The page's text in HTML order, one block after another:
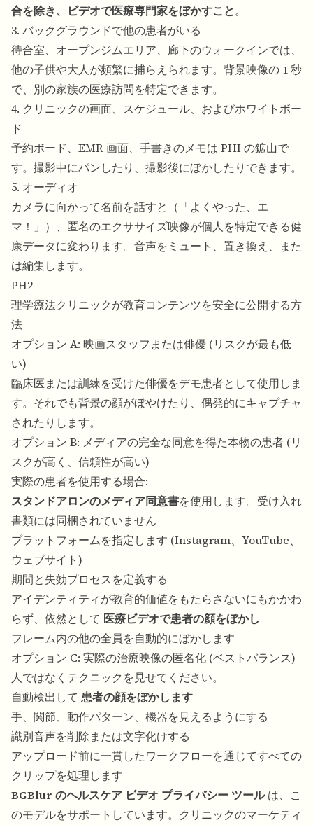
合を除き、ビデオで医療専門家をぼかすこと。
3. バックグラウンドで他の患者がいる
待合室、オープンジムエリア、廊下のウォークインでは、
他の子供や大人が頻繁に捕らえられます。背景映像の 1 秒
で、別の家族の医療訪問を特定できます。
4. クリニックの画面、スケジュール、およびホワイトボー
ド
予約ボード、EMR 画面、手書きのメモは PHI の鉱山で
す。撮影中にパンしたり、撮影後にぼかしたりできます。
5. オーディオ
カメラに向かって名前を話すと（「よくやった、エ
マ！」）、匿名のエクササイズ映像が個人を特定できる健
康データに変わります。音声をミュート、置き換え、また
は編集します。
PH2
理学療法クリニックが教育コンテンツを安全に公開する方
法
オプション A: 映画スタッフまたは俳優 (リスクが最も低
い)
臨床医または訓練を受けた俳優をデモ患者として使用しま
す。それでも背景の顔がぼやけたり、偶発的にキャプチャ
されたりします。
オプション B: メディアの完全な同意を得た本物の患者 (リ
スクが高く、信頼性が高い)
実際の患者を使用する場合:
スタンドアロンのメディア同意書を使用します。受け入れ
書類には同梱されていません
プラットフォームを指定します (Instagram、YouTube、
ウェブサイト)
期間と失効プロセスを定義する
アイデンティティが教育的価値をもたらさないにもかかわ
らず、依然として 医療ビデオで患者の顔をぼかし
フレーム内の他の全員を自動的にぼかします
オプション C: 実際の治療映像の匿名化 (ベストバランス)
人ではなくテクニックを見せてください。
自動検出して 患者の顔をぼかします
手、関節、動作パターン、機器を見えるようにする
識別音声を削除または文字化けする
アップロード前に一貫したワークフローを通じてすべての
クリップを処理します
BGBlur のヘルスケア ビデオ プライバシー ツールは、こ
のモデルをサポートしています。クリニックのマーケティ